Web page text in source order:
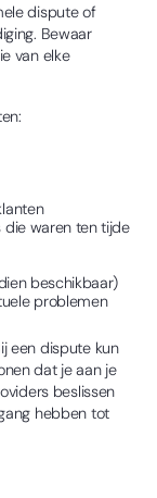
dispute of
Bewaar
van elke
die waren ten tijde
beschikbaar)
problemen
een dispute kun
dat je aan je
beslissen
hebben tot